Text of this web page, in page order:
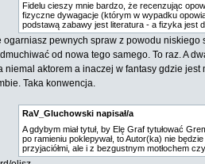
Fidelu cieszy mnie bardzo, że recenzując
fizyczne dywagacje (którym w wypadku
podstawą zabawy jest literatura - a fizyka jest
ogarniasz pewnych spraw z powodu
od nowa tego samego. To raz. A
niemal aktorem a inaczej w fantasy gdzie
Taka konwencja.
RaV_Gluchowski napisał/a
A gdybym miał tytuł, by Elę Graf tytułować
po ramieniu poklepywał, to Autor(ka) nie
przyjaciółmi, ale i z bezgustnym motłochem